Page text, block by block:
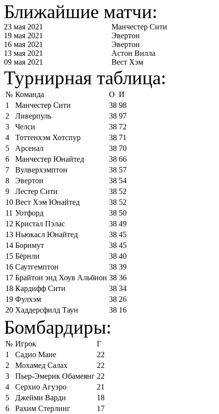
Ближайшие матчи:
23 мая 2021
Манчестер Сити
19 мая 2021
Эвертон
16 мая 2021
Эвертон
13 мая 2021
Астон Вилла
09 мая 2021
Вест Хэм
Турнирная таблица:
№ Команда О И
1
Манчестер Сити 38 98
2
Ливерпуль 38 97
3
Челси 38 72
4
Тоттенхэм Хотспур 38 71
5
Арсенал 38 70
6
Манчестер Юнайтед 38 66
7
Вулверхэмптон 38 57
8
Эвертон 38 54
9
Лестер Сити 38 52
10 Вест Хэм Юнайтед 38 52
11 Уотфорд 38 50
12 Кристал Пэлас 38 49
13 Ньюкасл Юнайтед 38 45
14 Борнмут 38 45
15 Бёрнли 38 40
16 Саутгемптон 38 39
17 Брайтон энд Хоув Альбион 38 36
18 Кардифф Сити 38 34
19 Фулхэм 38 26
20 Хаддерсфилд Таун 38 16
Бомбардиры:
№ Игрок
Г
1
Садио Мане
22
2
Мохамед Салах
22
3
Пьер-Эмерик Обамеянг 22
4
Серхио Агуэро
21
5
Джейми Варди
18
6
Рахим Стерлинг
17